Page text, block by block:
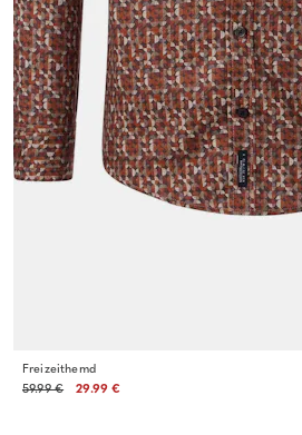
Freizeithemd
59.99 €
29.99 €